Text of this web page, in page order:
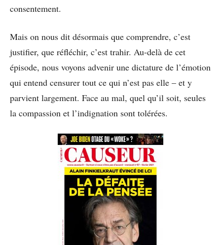
consentement.
Mais on nous dit désormais que comprendre, c’est
justifier, que réfléchir, c’est trahir. Au-delà de cet
épisode, nous voyons advenir une dictature de l’émotion
qui entend censurer tout ce qui n’est pas elle – et y
parvient largement. Face au mal, quel qu’il soit, seules
la compassion et l’indignation sont tolérées.